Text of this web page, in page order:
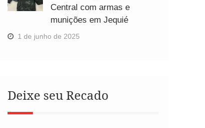
Central com armas e
munições em Jequié
1 de junho de 2025
Deixe seu Recado